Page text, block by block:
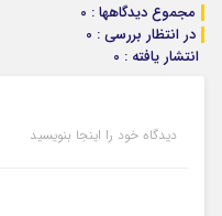
مجموع دیدگاهها : 0
در انتظار بررسی : 0
انتشار یافته : 0
دیدگاه خود را اینجا بنویسید